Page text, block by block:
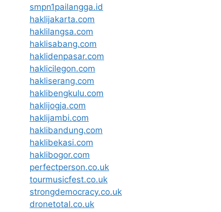
smpn1pailangga.id
haklijakarta.com
haklilangsa.com
haklisabang.com
haklidenpasar.com
haklicilegon.com
hakliserang.com
haklibengkulu.com
haklijogja.com
haklijambi.com
haklibandung.com
haklibekasi.com
haklibogor.com
perfectperson.co.uk
tourmusicfest.co.uk
strongdemocracy.co.uk
dronetotal.co.uk